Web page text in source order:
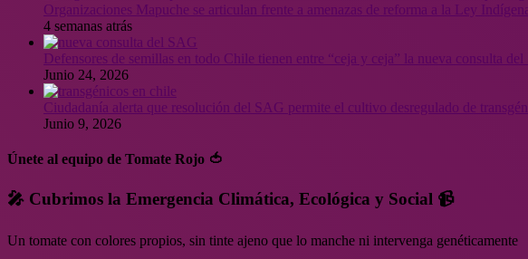
Organizaciones Mapuche se articulan frente a amenazas de reforma a la Ley
4 semanas atrás
Defensores de semillas en todo Chile tienen entre “ceja y ceja” la nueva consulta del
Junio 24, 2026
Ciudadanía alerta que resolución del SAG permite el cultivo desregulado de
Junio 9, 2026
Únete al equipo de Tomate Rojo 🍅
🎤 Cubrimos la Emergencia Climática, Ecológica y Social 📹
Un tomate con colores propios, sin tinte ajeno que lo manche ni intervenga genéticamente